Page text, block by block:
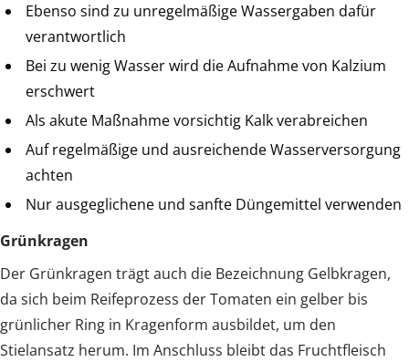
Ebenso sind zu unregelmäßige Wassergaben dafür
verantwortlich
Bei zu wenig Wasser wird die Aufnahme von Kalzium
erschwert
Als akute Maßnahme vorsichtig Kalk verabreichen
Auf regelmäßige und ausreichende Wasserversorgung
achten
Nur ausgeglichene und sanfte Düngemittel verwenden
Grünkragen
Der Grünkragen trägt auch die Bezeichnung Gelbkragen,
da sich beim Reifeprozess der Tomaten ein gelber bis
grünlicher Ring in Kragenform ausbildet, um den
Stielansatz herum. Im Anschluss bleibt das Fruchtfleisch